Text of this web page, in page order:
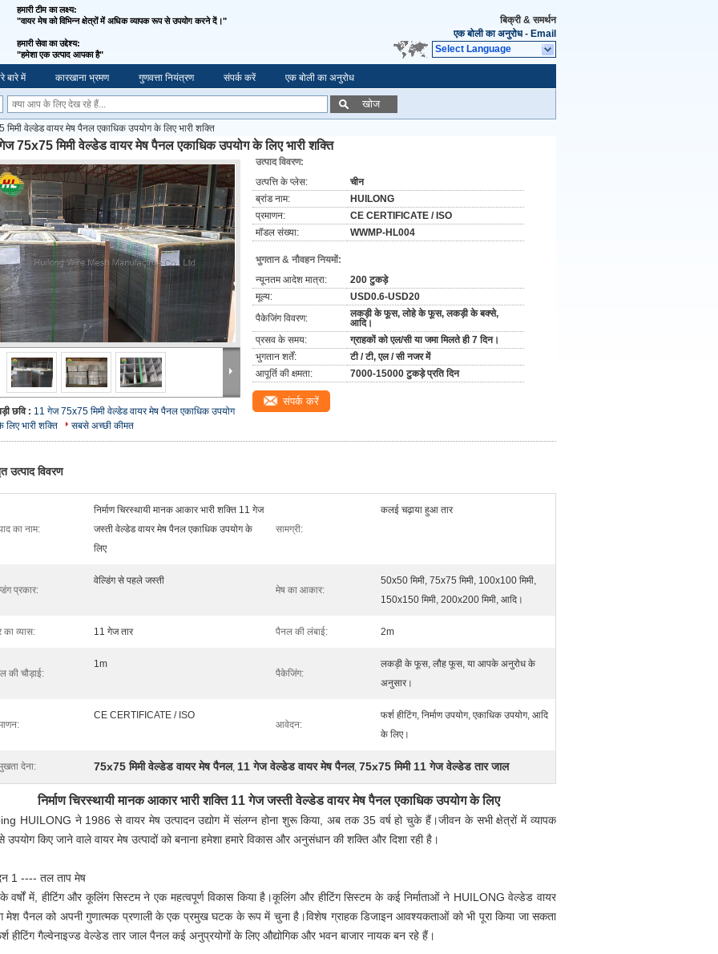
हमारी टीम का लक्ष्य:
"वायर मेष को विभिन्न क्षेत्रों में अधिक व्यापक रूप से उपयोग करने दें।"
हमारी सेवा का उद्देश्य:
"हमेशा एक उत्पाद आपका है"
बिक्री & समर्थन
एक बोली का अनुरोध - Email
Select Language
बारे में कारखाना भ्रमण गुणवत्ता नियंत्रण संपर्क करें एक बोली का अनुरोध
खोज
वेल्डेड वायर मेष पैनल एकाधिक उपयोग के लिए भारी शक्ति
75x75 मिमी वेल्डेड वायर मेष पैनल एकाधिक उपयोग के लिए भारी शक्ति
छवि : 11 गेज 75x75 मिमी वेल्डेड वायर मेष पैनल एकाधिक उपयोग
लिए भारी शक्ति
सबसे अच्छी कीमत
उत्पाद विवरण:
उत्पत्ति के प्लेस:
चीन
ब्रांड नाम:
HUILONG
प्रमाणन:
CE CERTIFICATE / ISO
मॉडल संख्या:
WWMP-HL004
भुगतान & नौवहन नियमों:
न्यूनतम आदेश मात्रा:
200 टुकड़े
मूल्य:
USD0.6-USD20
पैकेजिंग विवरण:
लकड़ी के फूस, लोहे के फूस, लकड़ी के बक्से,
आदि।
प्रसव के समय:
ग्राहकों को एल/सी या जमा मिलते ही 7 दिन।
भुगतान शर्तें:
टी / टी, एल / सी नजर में
आपूर्ति की क्षमता:
7000-15000 टुकड़े प्रति दिन
संपर्क करें
उत्पाद विवरण
का नाम:
निर्माण चिरस्थायी मानक आकार भारी शक्ति 11 गेज
जस्ती वेल्डेड वायर मेष पैनल एकाधिक उपयोग के
लिए
सामग्री:
कलई चढ़ाया हुआ तार
प्रकार:
वेल्डिंग से पहले जस्ती
मेष का आकार:
50x50 मिमी, 75x75 मिमी, 100x100 मिमी,
150x150 मिमी, 200x200 मिमी, आदि।
का व्यास: 11 गेज तार पैनल की लंबाई: 2m
की चौड़ाई:
1m
पैकेजिंग:
लकड़ी के फूस, लौह फूस, या आपके अनुरोध के
अनुसार।
CE CERTIFICATE / ISO
आवेदन:
फर्श हीटिंग, निर्माण उपयोग, एकाधिक उपयोग, आदि
के लिए।
देना: 75x75 मिमी वेल्डेड वायर मेष पैनल, 11 गेज वेल्डेड वायर मेष पैनल, 75x75 मिमी 11 गेज वेल्डेड तार जाल
निर्माण चिरस्थायी मानक आकार भारी शक्ति 11 गेज जस्ती वेल्डेड वायर मेष पैनल एकाधिक उपयोग के लिए
HUILONG ने 1986 से वायर मेष उत्पादन उद्योग में संलग्न होना शुरू किया, अब तक 35 वर्ष हो चुके हैं।जीवन के सभी क्षेत्रों में व्यापक
उपयोग किए जाने वाले वायर मेष उत्पादों को बनाना हमेशा हमारे विकास और अनुसंधान की शक्ति और दिशा रही है।
1 ---- तल ताप मेष
वर्षों में, हीटिंग और कूलिंग सिस्टम ने एक महत्वपूर्ण विकास किया है।कूलिंग और हीटिंग सिस्टम के कई निर्माताओं ने HUILONG वेल्डेड वायर
मेश पैनल को अपनी गुणात्मक प्रणाली के एक प्रमुख घटक के रूप में चुना है।विशेष ग्राहक डिजाइन आवश्यकताओं को भी पूरा किया जा सकता
हीटिंग गैल्वेनाइज्ड वेल्डेड तार जाल पैनल कई अनुप्रयोगों के लिए औद्योगिक और भवन बाजार नायक बन रहे हैं।